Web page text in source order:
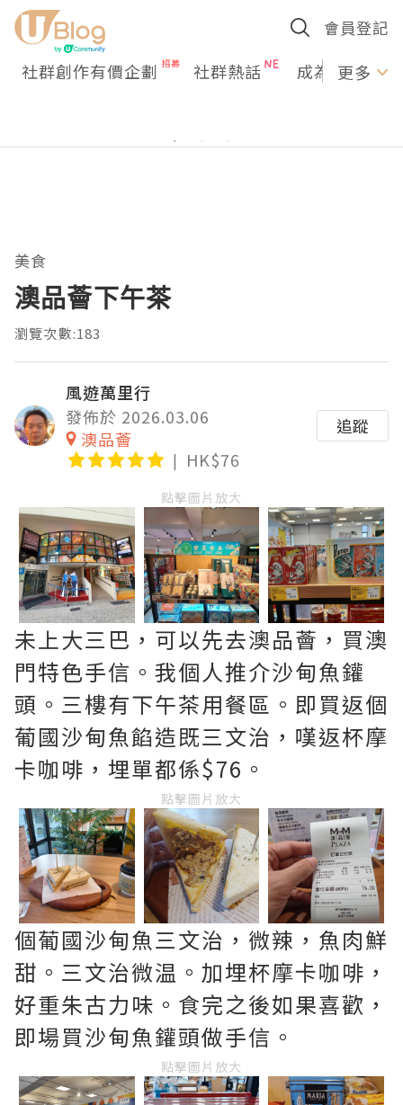
會員登記
社群創作有價企劃 社群熱話 成為U更多
美食
澳品薈下午茶
瀏覽次數:183
風遊萬里行
發佈於 2026.03.06
澳品薈
HK$76
追蹤
點擊圖片放大
未上大三巴，可以先去澳品薈，買澳
門特色手信。我個人推介沙甸魚鑵
頭。三樓有下午茶用餐區。即買返個
葡國沙甸魚餡造既三文治，嘆返杯摩
卡咖啡，埋單都係$76。
點擊圖片放大
個葡國沙甸魚三文治，微辣，魚肉鮮
甜。三文治微温。加埋杯摩卡咖啡，
好重朱古力味。食完之後如果喜歡，
即場買沙甸魚鑵頭做手信。
點擊圖片放大